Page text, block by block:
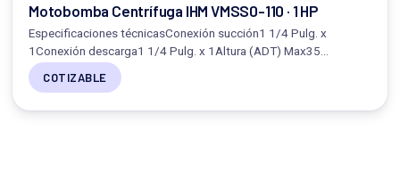
Motobomba Centrífuga IHM VMSS0-110 · 1 HP
Especificaciones técnicasConexión succión1 1/4 Pulg. x
1Conexión descarga1 1/4 Pulg. x 1Altura (ADT) Max35…
COTIZABLE